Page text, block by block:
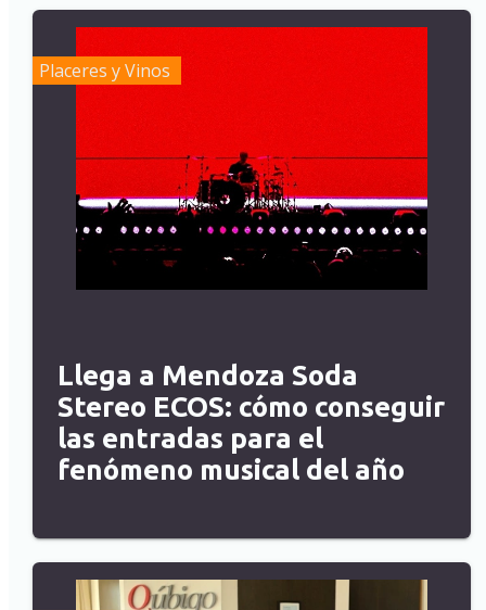
Placeres y Vinos
Llega a Mendoza Soda
Stereo ECOS: cómo conseguir
las entradas para el
fenómeno musical del año